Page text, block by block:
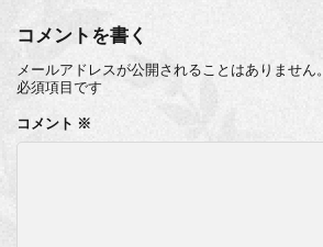
コメントを書く
メールアドレスが公開されることはありません。
必須項目です
コメント ※